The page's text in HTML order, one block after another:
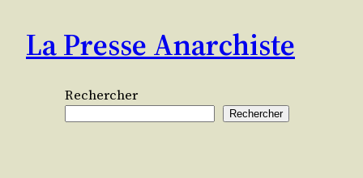
contenu
La Presse Anarchiste
Rechercher
Rechercher